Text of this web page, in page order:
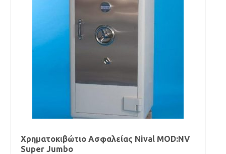
Χρηματοκιβώτιο Ασφαλείας Νival MOD:NV
Super Jumbo